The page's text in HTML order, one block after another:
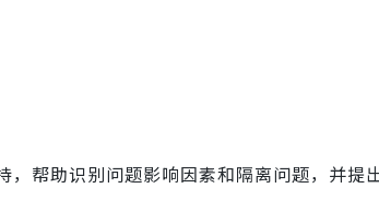
帮助识别问题影响因素和隔离问题，并提